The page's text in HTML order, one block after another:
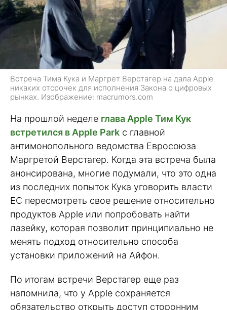
Встреча Тима Кука и Маргрет Верстагер на дала Apple
никаких отсрочек для исполнения Закона о цифровых
рынках. Изображение: macrumors.com
На прошлой неделе глава Apple Тим Кук
встретился в Apple Park с главной
антимонопольного ведомства Евросоюза
Маргретой Верстагер. Когда эта встреча была
анонсирована, многие подумали, что это одна
из последних попыток Кука уговорить власти
ЕС пересмотреть свое решение относительно
продуктов Apple или попробовать найти
лазейку, которая позволит принципиально не
менять подход относительно способа
установки приложений на Айфон.
По итогам встречи Верстагер еще раз
напомнила, что у Apple сохраняется
обязательство открыть доступ сторонним